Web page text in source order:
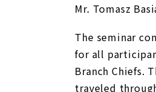
Mr. Tomasz
The seminar
for all
Branch Chiefs.
traveled